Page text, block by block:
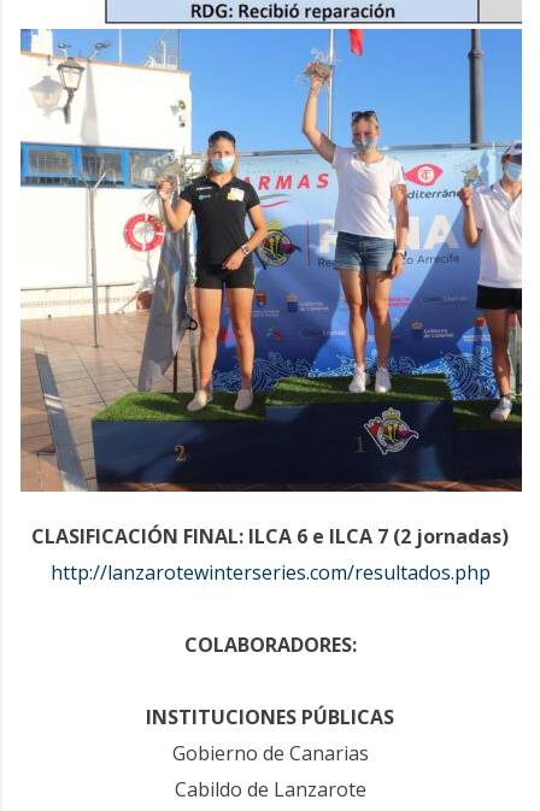
CLASIFICACIÓN FINAL: ILCA 6 e ILCA 7 (2 jornadas)
http://lanzarotewinterseries.com/resultados.php
COLABORADORES:
INSTITUCIONES PÚBLICAS
Gobierno de Canarias
Cabildo de Lanzarote